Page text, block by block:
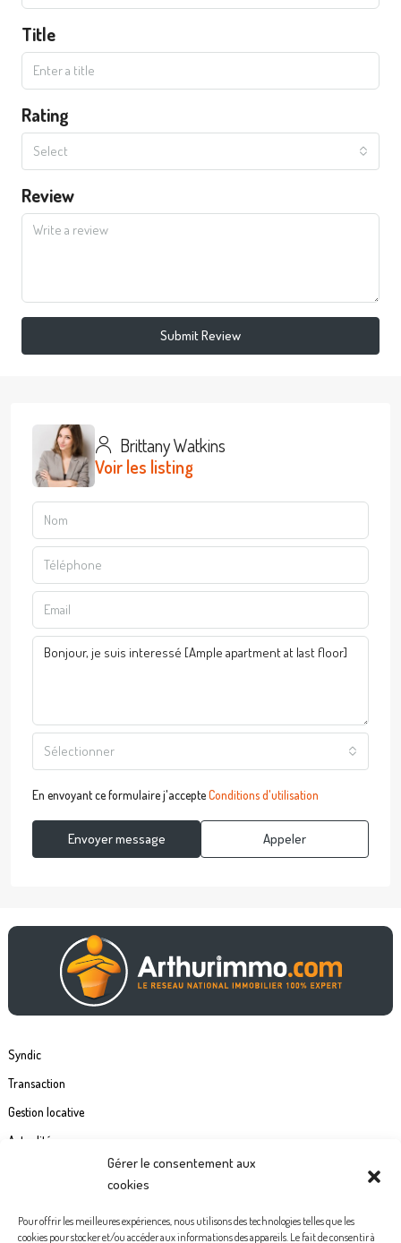
Gérer le consentement aux
cookies
Pour offrir les meilleures expériences, nous utilisons des technologies telles que les
cookies pour stocker et/ou accéder aux informations des appareils. Le fait de consentir à
Title
Rating
Select
Review
Submit Review
Brittany Watkins
Voir les listing
Sélectionner
En envoyant ce formulaire j'accepteConditions d'utilisation
Envoyer message Appeler
Syndic
Transaction
Gestion locative
Actualités